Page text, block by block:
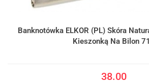
Banknotówka ELKOR (PL) Skóra
Kieszonką Na Bilon
38.00